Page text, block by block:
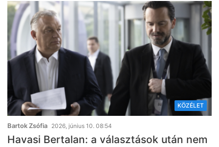
KÖZÉLET
Bartok Zsófia 2026, június 10. 08:54
Havasi Bertalan: a választások után nem